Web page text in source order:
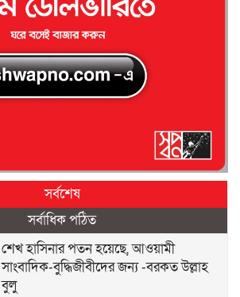
সর্বশেষ
সর্বাধিক পঠিত
শেখ হাসিনার পতন হয়েছে, আওয়ামী
সাংবাদিক-বুদ্ধিজীবীদের জন্য -বরকত উল্লাহ
বুলু